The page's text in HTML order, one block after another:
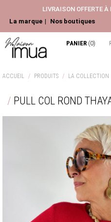
LIVRAISON OFFERTE
La marque
Nos boutiques
PANIER (0)
HAUTS
PANTALONS ET JEANS
CHEMISIERS & BLOUSES
TOPS & T-SHIRTS
GILETS & PULLS
JEANS & PANTALONS
VESTES
ACCUEIL PRODUITS LA COLLECTION
PULL COL ROND